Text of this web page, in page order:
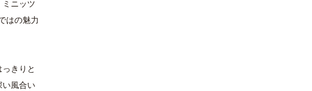
ミニッツ
はの魅力
きりと
い風合い